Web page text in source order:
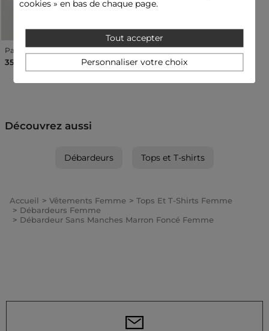
Pantacourt large taille haute blanc femme
35,00 €
Découvrez aussi
Débardeurs Tops et T-shirts
Accueil Vêtements Femme
Tops Et T-Shirts Femme
Débardeurs Femme
Débardeur Sans Manches Marron Foncé Femme
cookies » en bas de chaque page.
Tout accepter
Personnaliser votre choix